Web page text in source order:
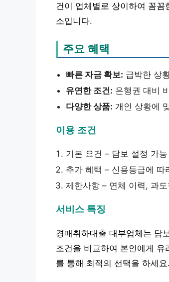
건이 업체별로 상이하여 꼼
소입니다.
주요 혜택
빠른 자금 확보: 급박한 상
유연한 조건: 은행권 대비
다양한 상품: 개인 상황에
이용 조건
기본 요건 – 담보 설정 가
추가 혜택 – 신용등급에
제한사항 – 연체 이력, 과
서비스 특징
경매취하대출 대부업체는 담
조건을 비교하여 본인에게
를 통해 최적의 선택을 하세요.